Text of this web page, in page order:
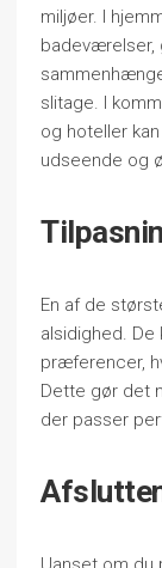
miljøer. I
badeværelser,
slitage. I
og hoteller
udseende og
En af de
alsidighed.
præferencer,
Dette gør det
der passer